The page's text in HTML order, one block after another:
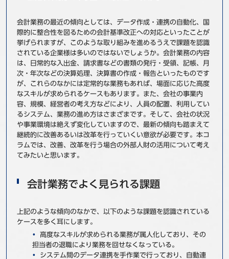
BBSグループネットワーク サステナビリティ 企業情報
株主・投資家情報 採用情報
セミナ−
ニュース
お問い合わせ
会計業務の最近の傾向としては、データ作成・連携の自動化、国
際的に整合性を図るための会計基準改正への対応といったことが
挙げられますが、このような取り組みを進めるうえで課題を認識
されている企業様は多いのではないでしょうか。会計業務の内容
は、日常的な入出金、請求書などの書類の発行・受領、記帳、月
次・年次などの決算処理、決算書の作成・報告といったものです
が、これらのなかには定常的な業務もあれば、場面に応じた高度
なスキルが求められるケースもあります。また、会社の事業内
容、規模、経営者の考え方などにより、人員の配置、利用してい
るシステム、業務の進め方はさまざまです。そして、会社の状況
や事業環境は絶えず変化していますので、最新の傾向も踏まえて
継続的に改善あるいは改革を行っていくい意欲が必要です。本コ
ラムでは、改善、改革を行う場合の外部人財の活用について考え
てみたいと思います。
会計業務でよく見られる課題
上記のような傾向のなかで、以下のような課題を認識されている
ケースを多く耳にします。
高度なスキルが求められる業務が属人化しており、その
担当者の退職により業務を回せなくなっている。
システム間のデータ連携を手作業で行っており、自動連